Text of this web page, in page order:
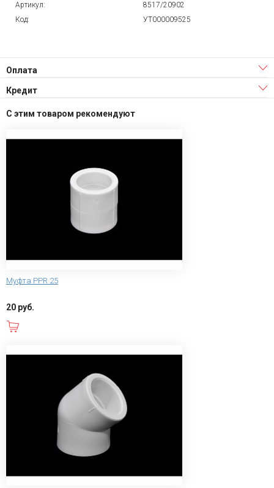
Артикул:
8517/20902
Код:
УТ000009525
Оплата
Кредит
С этим товаром рекомендуют
Муфта PPR 25
20 руб.